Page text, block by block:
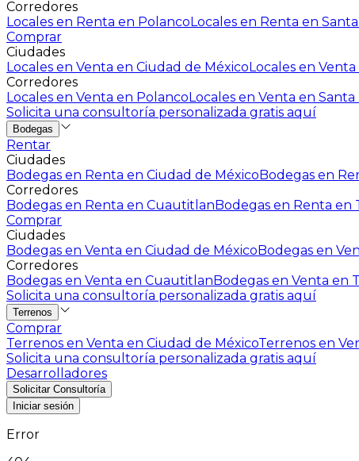
Corredores
Locales en Renta en PolancoLocales en Renta en
Comprar
Ciudades
Locales en Venta en Ciudad de MéxicoLocales en Venta
Corredores
Locales en Venta en PolancoLocales en Venta en Santa
Solicita una consultoría personalizada gratis aquí
Bodegas
Rentar
Ciudades
Bodegas en Renta en Ciudad de MéxicoBodegas en
Corredores
Bodegas en Renta en CuautitlanBodegas en Renta en
Comprar
Ciudades
Bodegas en Venta en Ciudad de MéxicoBodegas en
Corredores
Bodegas en Venta en CuautitlanBodegas en Venta en
Solicita una consultoría personalizada gratis aquí
Terrenos
Comprar
Terrenos en Venta en Ciudad de MéxicoTerrenos en
Solicita una consultoría personalizada gratis aquí
Desarrolladores
Solicitar Consultoría
Iniciar sesión
Error